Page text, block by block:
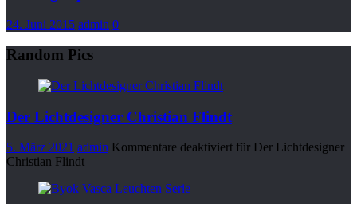
24. Juni 2015 admin 0
Random Pics
Der Lichtdesigner Christian Flindt
5. März 2021 admin Kommentare deaktiviert für Der Lichtdesigner
Christian Flindt